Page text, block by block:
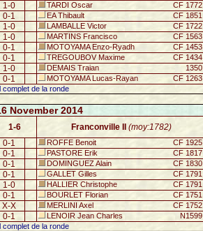
1-0 TARDI Oscar
CF 1772
0-1 EA Thibault
CF 1851
1-0 LAMBALLE Victor
CF 1722
1-0 MARTINS Francisco
CF 1563
0-1 MOTOYAMA Enzo-Ryadh
CF 1453
0-1 TREGOUBOV Maxime
CF 1434
1-0 DEMAIS Traian
1350
0-1 MOTOYAMA Lucas-Rayan
CF 1263
complet de la ronde
November 2014
1-6 Franconville II (moy:1782)
0-1 ROFFE Benoit
CF 1925
0-1 PASTORE Erik
CF 1817
0-1 DOMINGUEZ Alain
CF 1830
0-1 GALLET Gilles
CF 1791
1-0 HALLIER Christophe
CF 1791
0-1 BOURLET Florian
CF 1751
X-X MERLINI Axel
CF 1752
0-1 LENOIR Jean Charles
N1599
complet de la ronde